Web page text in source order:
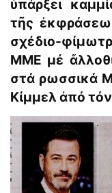
ὑπάρξει
τῆς
σχέδιο-
ΜΜΕ μέ
στά ρωσσικά
Κίμμελ ἀπό